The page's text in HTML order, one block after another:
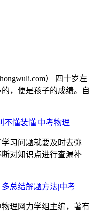
） 四十岁左
，便是孩子的成绩。自
不懂装懂|中考物理
习问题就要及时去弥
对知识点进行查漏补
总结解题方法|中考
理网力学组主编，著有